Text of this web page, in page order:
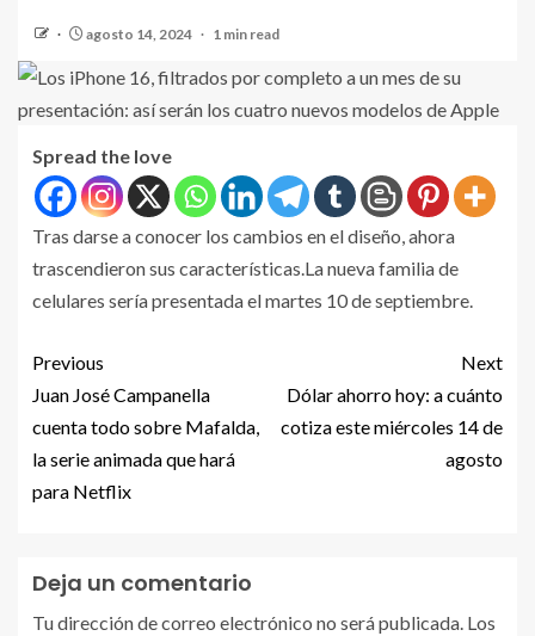
agosto 14, 2024 1 min read
Spread the love
Tras darse a conocer los cambios en el diseño, ahora
trascendieron sus características.La nueva familia de
celulares sería presentada el martes 10 de septiembre.
Previous
Juan José Campanella
cuenta todo sobre Mafalda,
la serie animada que hará
para Netflix
Next
Dólar ahorro hoy: a cuánto
cotiza este miércoles 14 de
agosto
Deja un comentario
Tu dirección de correo electrónico no será publicada. Los